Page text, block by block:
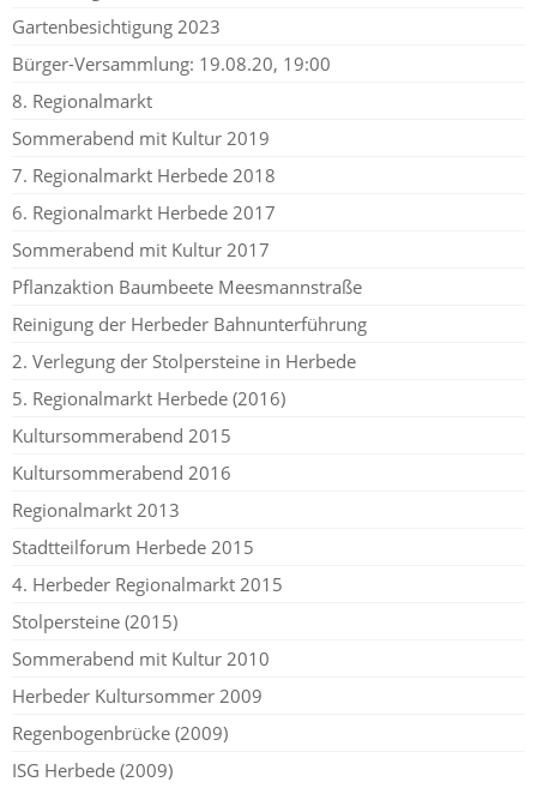
Gartenbesichtigung 2023
Bürger-Versammlung: 19.08.20, 19:00
8. Regionalmarkt
Sommerabend mit Kultur 2019
7. Regionalmarkt Herbede 2018
6. Regionalmarkt Herbede 2017
Sommerabend mit Kultur 2017
Pflanzaktion Baumbeete Meesmannstraße
Reinigung der Herbeder Bahnunterführung
2. Verlegung der Stolpersteine in Herbede
5. Regionalmarkt Herbede (2016)
Kultursommerabend 2015
Kultursommerabend 2016
Regionalmarkt 2013
Stadtteilforum Herbede 2015
4. Herbeder Regionalmarkt 2015
Stolpersteine (2015)
Sommerabend mit Kultur 2010
Herbeder Kultursommer 2009
Regenbogenbrücke (2009)
ISG Herbede (2009)